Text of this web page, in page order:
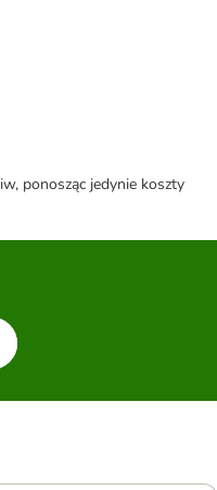
ponosząc jedynie koszty